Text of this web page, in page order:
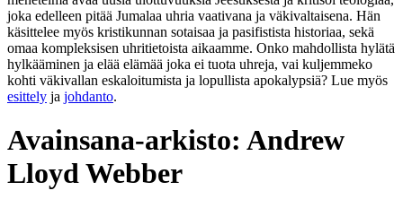
joka edelleen pitää Jumalaa uhria vaativana ja väkivaltaisena. Hän
käsittelee myös kristikunnan sotaisaa ja pasifistista historiaa, sekä
omaa kompleksisen uhritietoista aikaamme. Onko mahdollista hylätä
hylkääminen ja elää elämää joka ei tuota uhreja, vai kuljemmeko
kohti väkivallan eskaloitumista ja lopullista apokalypsiä? Lue myös
esittely ja johdanto.
Avainsana-arkisto: Andrew
Lloyd Webber